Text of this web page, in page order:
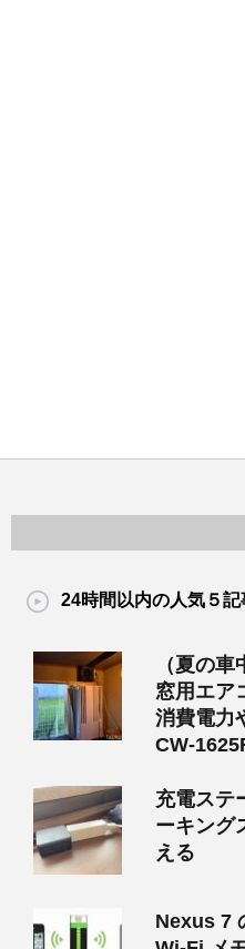
24時間以内の人気５記
（夏の
窓用エア
消費電力
CW-
充電ステ
ーキング
える
Nexus 7